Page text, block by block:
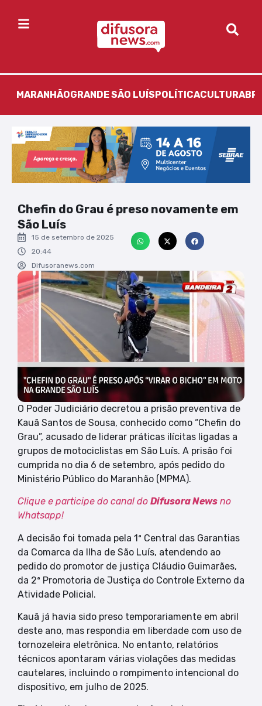
MARANHÃOGRANDE SÃO LUÍS POLÍTICACULTURA
Chefin do Grau é preso novamente em
São Luís
15 de setembro de 2025
20:44
Difusoranews.com
O Poder Judiciário decretou a prisão preventiva de
Kauã Santos de Sousa, conhecido como “Chefin do
Grau”, acusado de liderar práticas ilícitas ligadas a
grupos de motociclistas em São Luís. A prisão foi
cumprida no dia 6 de setembro, após pedido do
Ministério Público do Maranhão (MPMA).
Clique e participe do canal do Difusora News no
Whatsapp!
A decisão foi tomada pela 1ª Central das Garantias
da Comarca da Ilha de São Luís, atendendo ao
pedido do promotor de justiça Cláudio Guimarães,
da 2ª Promotoria de Justiça do Controle Externo da
Atividade Policial.
Kauã já havia sido preso temporariamente em abril
deste ano, mas respondia em liberdade com uso de
tornozeleira eletrônica. No entanto, relatórios
técnicos apontaram várias violações das medidas
cautelares, incluindo o rompimento intencional do
dispositivo, em julho de 2025.